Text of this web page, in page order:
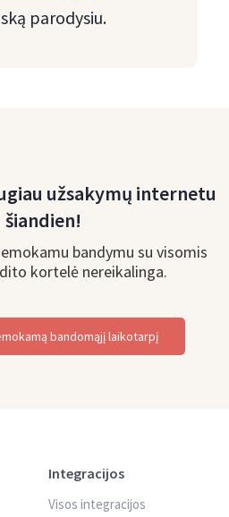
parodysiu.
užsakymų internetu
šiandien!
bandymu su visomis
kortelė nereikalinga.
bandomąjį laikotarpį
Integracijos
Visos integracijos